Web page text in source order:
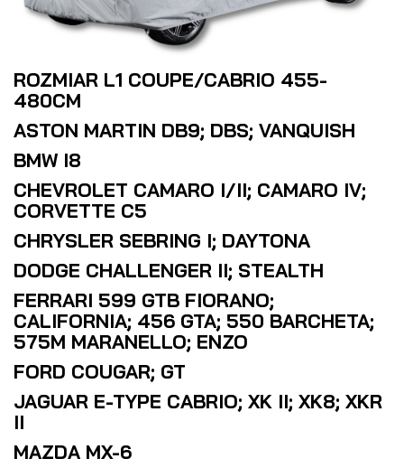
ROZMIAR L1 COUPE/CABRIO 455-
480CM
ASTON MARTIN DB9; DBS; VANQUISH
BMW I8
CHEVROLET CAMARO I/II; CAMARO IV;
CORVETTE C5
CHRYSLER SEBRING I; DAYTONA
DODGE CHALLENGER II; STEALTH
FERRARI 599 GTB FIORANO;
CALIFORNIA; 456 GTA; 550 BARCHETA;
575M MARANELLO; ENZO
FORD COUGAR; GT
JAGUAR E-TYPE CABRIO; XK II; XK8; XKR
II
MAZDA MX-6